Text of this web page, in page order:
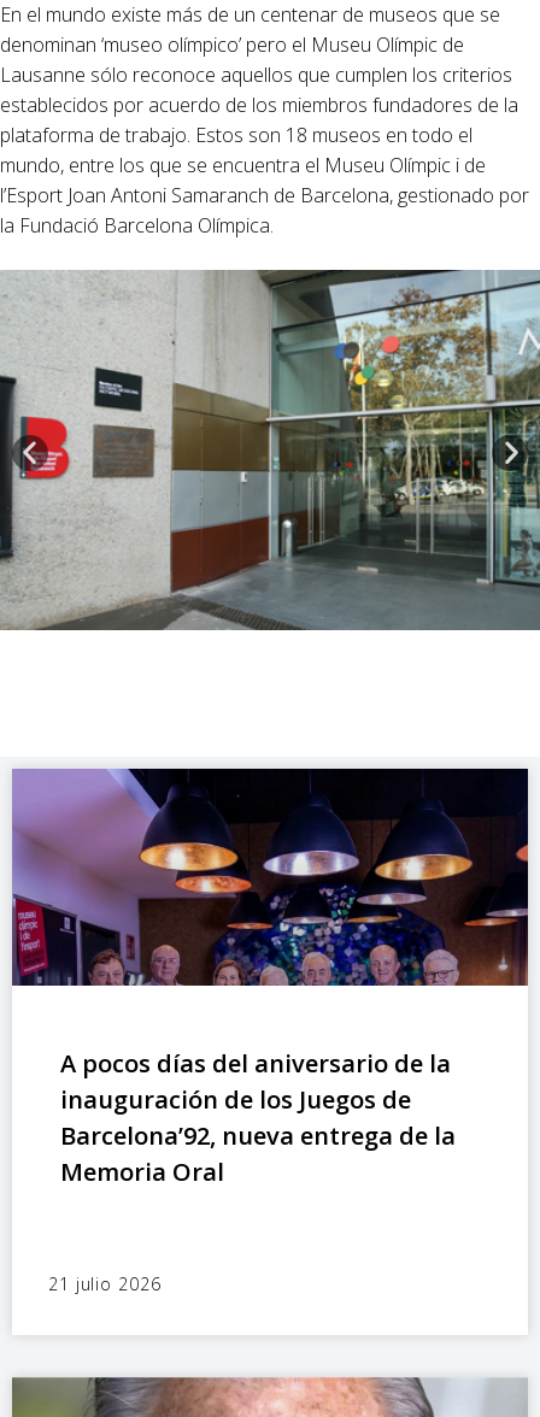
En el mundo existe más de un centenar de museos que se
denominan ‘museo olímpico’ pero el Museu Olímpic de
Lausanne sólo reconoce aquellos que cumplen los criterios
establecidos por acuerdo de los miembros fundadores de la
plataforma de trabajo. Estos son 18 museos en todo el
mundo, entre los que se encuentra el Museu Olímpic i de
l’Esport Joan Antoni Samaranch de Barcelona, gestionado por
la Fundació Barcelona Olímpica.
A pocos días del aniversario de la
inauguración de los Juegos de
Barcelona’92, nueva entrega de la
Memoria Oral
21 julio 2026